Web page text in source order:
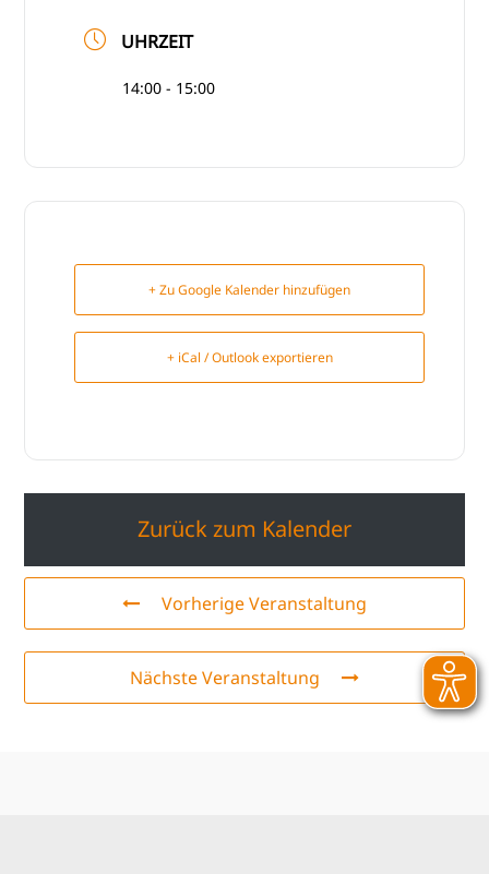
UHRZEIT
14:00 - 15:00
+ Zu Google Kalender hinzufügen
+ iCal / Outlook exportieren
Zurück zum Kalender
Vorherige Veranstaltung
Nächste Veranstaltung